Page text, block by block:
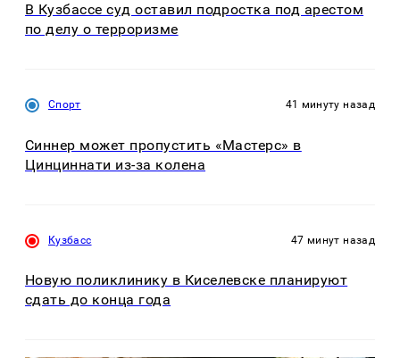
В Кузбассе суд оставил подростка под арестом
по делу о терроризме
Спорт 41 минуту назад
Синнер может пропустить «Мастерс» в
Цинциннати из-за колена
Кузбасс 47 минут назад
Новую поликлинику в Киселевске планируют
сдать до конца года